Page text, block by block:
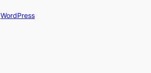
WordPress